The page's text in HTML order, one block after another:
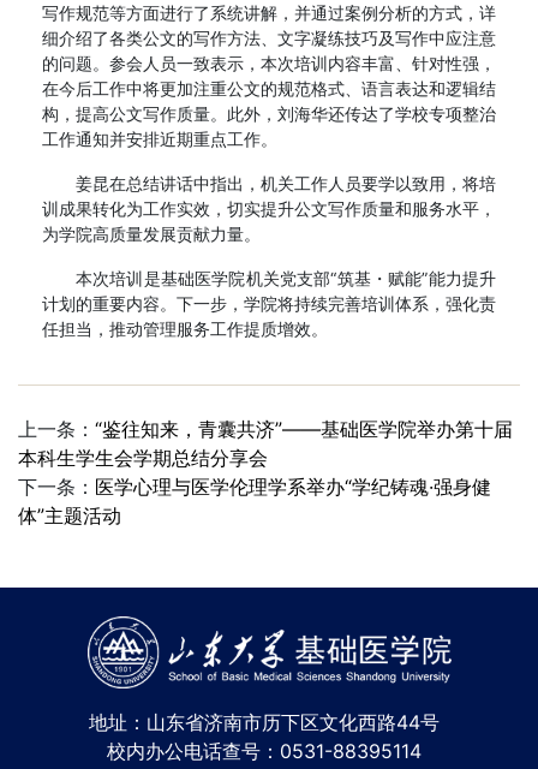
写作规范等方面进行了系统讲解，并通过案例分析的方式，详
细介绍了各类公文的写作方法、文字凝练技巧及写作中应注意
的问题。参会人员一致表示，本次培训内容丰富、针对性强，
在今后工作中将更加注重公文的规范格式、语言表达和逻辑结
构，提高公文写作质量。此外，刘海华还传达了学校专项整治
工作通知并安排近期重点工作。
姜昆在总结讲话中指出，机关工作人员要学以致用，将培
训成果转化为工作实效，切实提升公文写作质量和服务水平，
为学院高质量发展贡献力量。
本次培训是基础医学院机关党支部“筑基・赋能”能力提升
计划的重要内容。下一步，学院将持续完善培训体系，强化责
任担当，推动管理服务工作提质增效。
上一条： “鉴往知来，青囊共济”——基础医学院举办第十届
本科生学生会学期总结分享会
下一条： 医学心理与医学伦理学系举办“学纪铸魂·强身健
体”主题活动
地址：山东省济南市历下区文化西路44号
校内办公电话查号：0531-88395114